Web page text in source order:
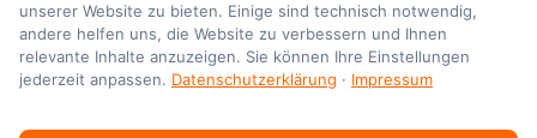
unserer Website zu bieten. Einige sind technisch notwendig,
andere helfen uns, die Website zu verbessern und Ihnen
relevante Inhalte anzuzeigen. Sie können Ihre Einstellungen
jederzeit anpassen. Datenschutzerklärung · Impressum